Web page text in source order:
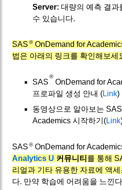
Server: 대량의 예측 결과
수 있습니다.
SAS ®OnDemand for
법은 아래의 링크를 확인해보세
SAS
®
OnDemand for
프로파일 생성 안내 (Link)
동영상으로 알아보는 SAS
Academics 시작하기(Link
SAS ®OnDemand for
Analytics U 커뮤니티 를 통해
리얼과 기타 유용한 자료에 액세
다. 만약 학습에 어려움을 느낀